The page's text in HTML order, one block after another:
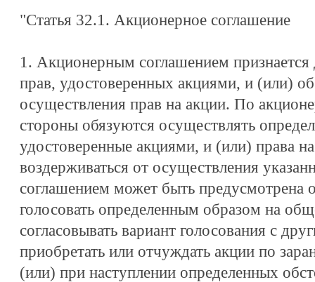
"Статья 32.1. Акционерное соглашение
1. Акционерным соглашением
прав, удостоверенных акциями, и (или)
осуществления прав на акции. По
стороны обязуются осуществлять
удостоверенные акциями, и (или) права
воздерживаться от осуществления
соглашением может быть предусмотрена
голосовать определенным образом на
согласовывать вариант голосования с
приобретать или отчуждать акции по
(или) при наступлении определенных